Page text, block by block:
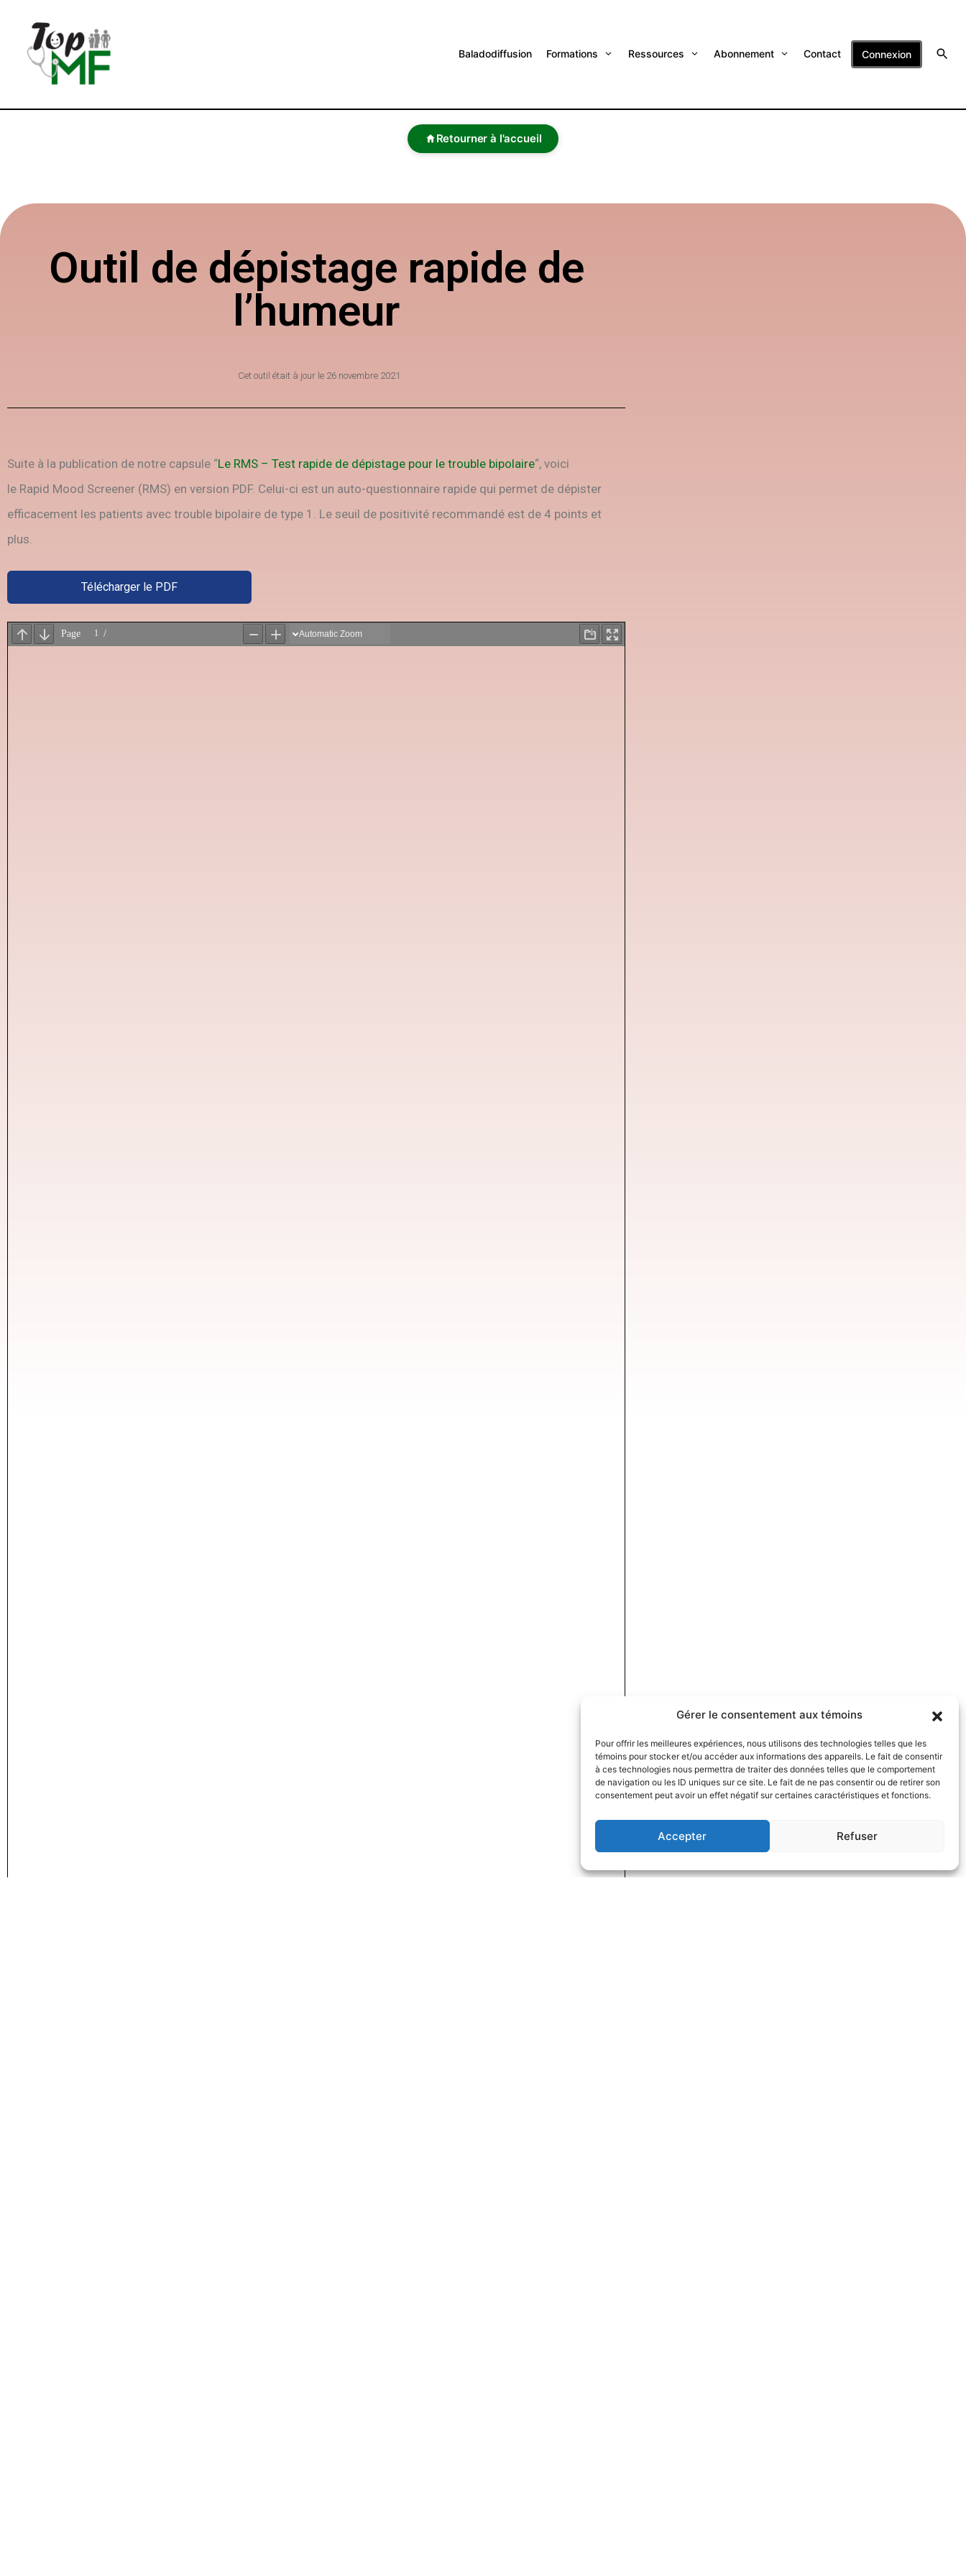
Gérer le consentement aux témoins
Pour offrir les meilleures expériences, nous utilisons des technologies telles que les
témoins pour stocker et/ou accéder aux informations des appareils. Le fait de consentir
à ces technologies nous permettra de traiter des données telles que le comportement
de navigation ou les ID uniques sur ce site. Le fait de ne pas consentir ou de retirer son
consentement peut avoir un effet négatif sur certaines caractéristiques et fonctions.
Accepter Refuser
Baladodiffusion Formations Ressources Abonnement Contact Connexion
Retourner à l'accueil
Outil de dépistage rapide de
l’humeur
Cet outil était à jour le 26 novembre 2021
Suite à la publication de notre capsule “Le RMS – Test rapide de dépistage pour le trouble bipolaire“, voici
le Rapid Mood Screener (RMS) en version PDF. Celui-ci est un auto-questionnaire rapide qui permet de dépister
efficacement les patients avec trouble bipolaire de type 1. Le seuil de positivité recommandé est de 4 points et
plus.
Télécharger le PDF